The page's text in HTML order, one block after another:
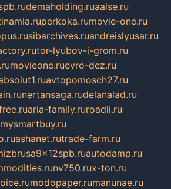
demaholding.ruaalse.ru
perkoka.rumovie-one.ru
sibarchives.ruandreislyusar.ru
tor-lyubov-i-grom.ru
movieone.ruevro-dez.ru
avtopomosch27.ru
nertansaga.rudelanalad.ru
aria-family.ruroadli.ru
mysmartbuy.ru
ashanet.rutrade-farm.ru
autodamp.ru
nv750.rux-ton.ru
modopaper.rumanunae.ru